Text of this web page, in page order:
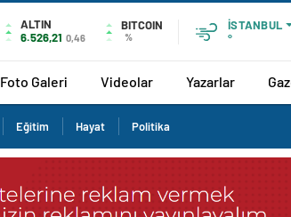
ALTIN
6.526,21 0,46
BITCOIN
%
İSTANBUL
°
Foto Galeri Videolar Yazarlar
Eğitim Hayat Politika